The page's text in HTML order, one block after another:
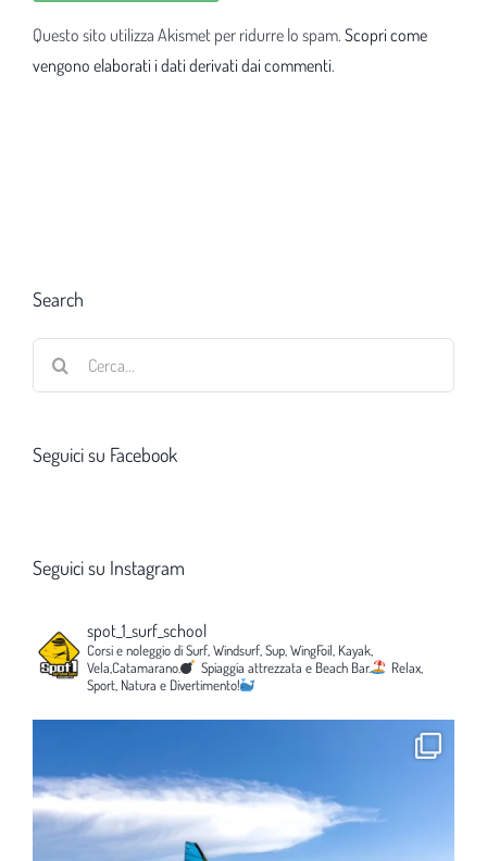
Questo sito utilizza Akismet per ridurre lo spam. Scopri come
vengono elaborati i dati derivati dai commenti.
Search
Seguici su Facebook
Seguici su Instagram
spot_1_surf_school
Corsi e noleggio di Surf, Windsurf, Sup, WingFoil, Kayak,
Vela,Catamarano.
Spiaggia attrezzata e Beach Bar.
Relax,
Sport, Natura e Divertimento!